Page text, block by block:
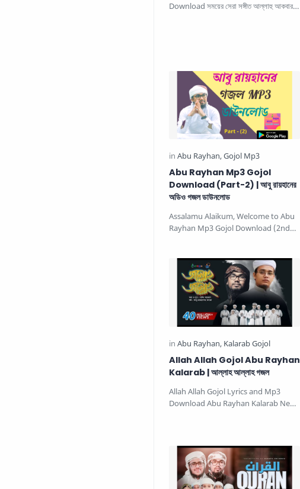
Download সময়ের সেরা সঙ্গীত আল্লাহু আকবার.
Abu Rayhan Mp3 Gojol
Download (Part-2) | আবু রায়হানের
অডিও গজল ডাউনলোড
Assalamu Alaikum, Welcome to Abu
Rayhan Mp3 Gojol Download (2nd
Allah Allah Gojol Abu Rayhan
Kalarab | আল্লাহ আল্লাহ গজল
Allah Allah Gojol Lyrics and Mp3
Download Abu Rayhan Kalarab New